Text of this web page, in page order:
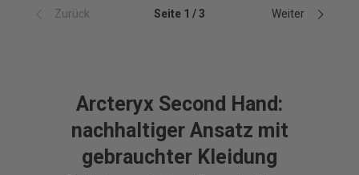
Zurück Seite 1 / 3 Weiter
Arcteryx Second Hand:
nachhaltiger Ansatz mit
gebrauchter Kleidung